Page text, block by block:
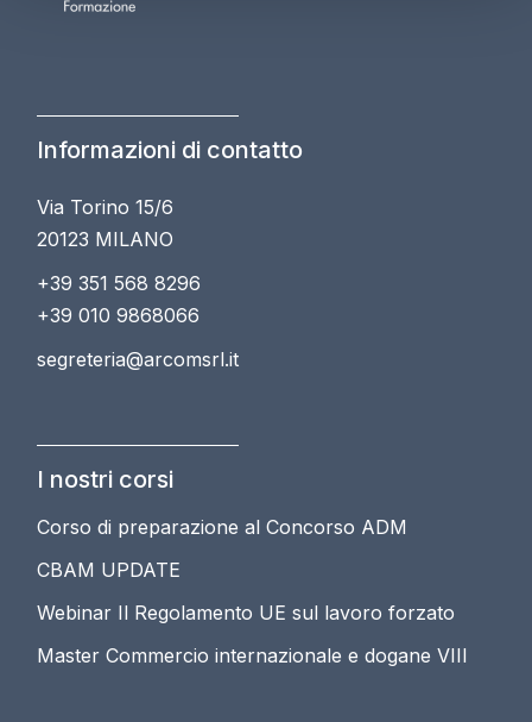
Informazioni di contatto
Via Torino 15/6
20123 MILANO
+39 351 568 8296
+39 010 9868066
segreteria@arcomsrl.it
I nostri corsi
Corso di preparazione al Concorso ADM
CBAM UPDATE
Webinar Il Regolamento UE sul lavoro forzato
Master Commercio internazionale e dogane VIII